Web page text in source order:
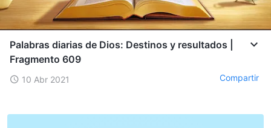
Palabras diarias de Dios: Destinos y resultados |
Fragmento 609
10 Abr 2021 Compartir